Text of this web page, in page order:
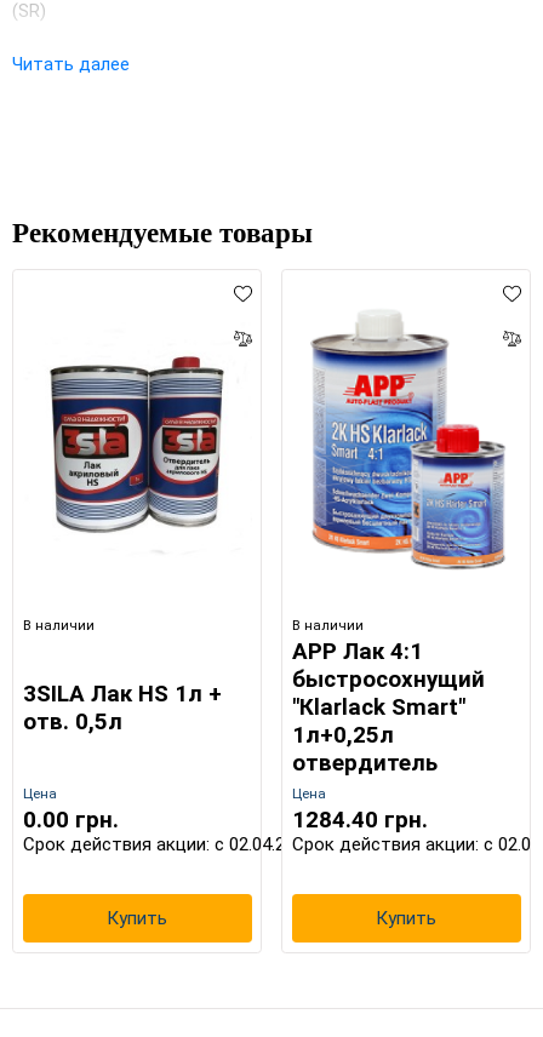
(SR)
СВОЙСТВА:
Простое приспособление к переменным условиям
Читать далее
Рекомендуемые товары
В наличии
3SILA Лак HS 1л +
отв. 0,5л
Цена
0.00 грн.
Срок действия акции: с 02.04.2024 до 30.08.2026
Купить
В наличии
APP Лак 4:1
быстросохнущий
"Кlarlack Smart"
1л+0,25л
отвердитель
Цена
1284.40 грн.
Срок действия акции: с
Купить